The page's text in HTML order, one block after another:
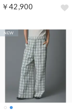
￥42,900
NEW